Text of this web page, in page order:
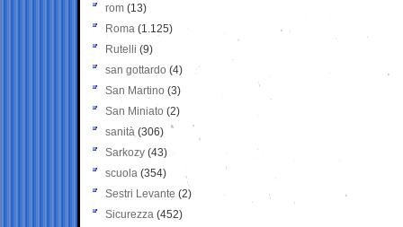
rom (13)
Roma (1.125)
Rutelli (9)
san gottardo (4)
San Martino (3)
San Miniato (2)
sanità (306)
Sarkozy (43)
scuola (354)
Sestri Levante (2)
Sicurezza (452)